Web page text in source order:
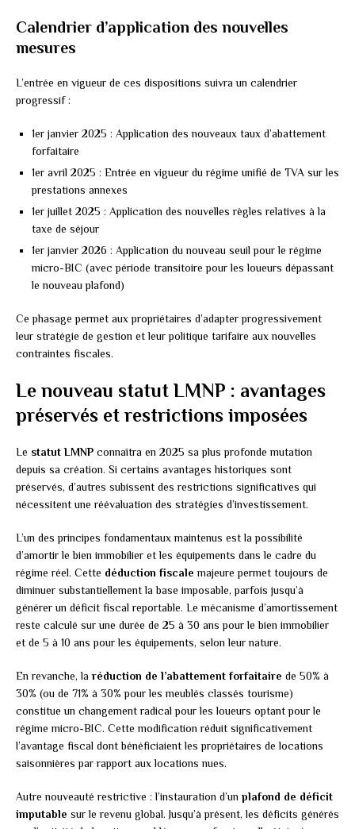
Calendrier d’application des nouvelles
mesures
L’entrée en vigueur de ces dispositions suivra un calendrier
progressif :
1er janvier 2025 : Application des nouveaux taux d’abattement
forfaitaire
1er avril 2025 : Entrée en vigueur du régime unifié de TVA sur les
prestations annexes
1er juillet 2025 : Application des nouvelles règles relatives à la
taxe de séjour
1er janvier 2026 : Application du nouveau seuil pour le régime
micro-BIC (avec période transitoire pour les loueurs dépassant
le nouveau plafond)
Ce phasage permet aux propriétaires d’adapter progressivement
leur stratégie de gestion et leur politique tarifaire aux nouvelles
contraintes fiscales.
Le nouveau statut LMNP : avantages
préservés et restrictions imposées
Le statut LMNP connaîtra en 2025 sa plus profonde mutation
depuis sa création. Si certains avantages historiques sont
préservés, d’autres subissent des restrictions significatives qui
nécessitent une réévaluation des stratégies d’investissement.
L’un des principes fondamentaux maintenus est la possibilité
d’amortir le bien immobilier et les équipements dans le cadre du
régime réel. Cette déduction fiscale majeure permet toujours de
diminuer substantiellement la base imposable, parfois jusqu’à
générer un déficit fiscal reportable. Le mécanisme d’amortissement
reste calculé sur une durée de 25 à 30 ans pour le bien immobilier
et de 5 à 10 ans pour les équipements, selon leur nature.
En revanche, la réduction de l’abattement forfaitaire de 50% à
30% (ou de 71% à 30% pour les meublés classés tourisme)
constitue un changement radical pour les loueurs optant pour le
régime micro-BIC. Cette modification réduit significativement
l’avantage fiscal dont bénéficiaient les propriétaires de locations
saisonnières par rapport aux locations nues.
Autre nouveauté restrictive : l’instauration d’un plafond de déficit
imputable sur le revenu global. Jusqu’à présent, les déficits générés